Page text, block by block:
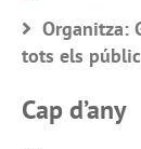
Organitza:
tots els
Cap d’any